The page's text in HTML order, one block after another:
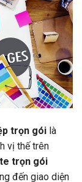
trọn gói là
vị thế trên
trọn gói
đến giao diện